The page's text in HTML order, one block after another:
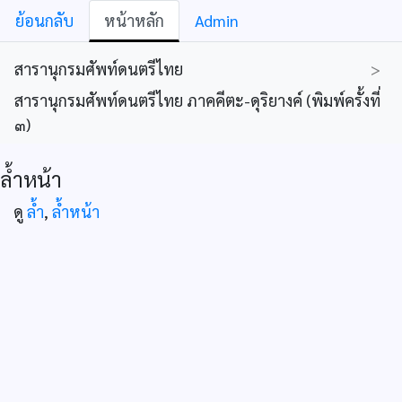
ย้อนกลับ หน้าหลัก Admin
สารานุกรมศัพท์ดนตรีไทย
>
สารานุกรมศัพท์ดนตรีไทย ภาคคีตะ-ดุริยางค์ (พิมพ์ครั้งที่
๓)
ล้ำหน้า
ดู ล้ำ, ล้ำหน้า